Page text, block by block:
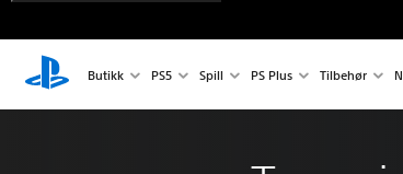
Butikk PS5 Spill PS Plus Tilbehør